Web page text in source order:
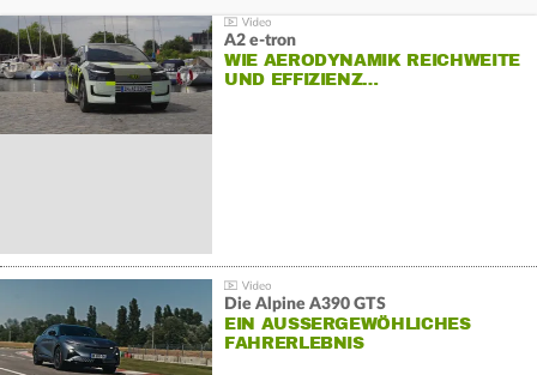
A2 e-tron
WIE AERODYNAMIK REICHWEITE
UND EFFIZIENZ…
Die Alpine A390 GTS
EIN AUSSERGEWÖHLICHES F
AHRERLEBNIS